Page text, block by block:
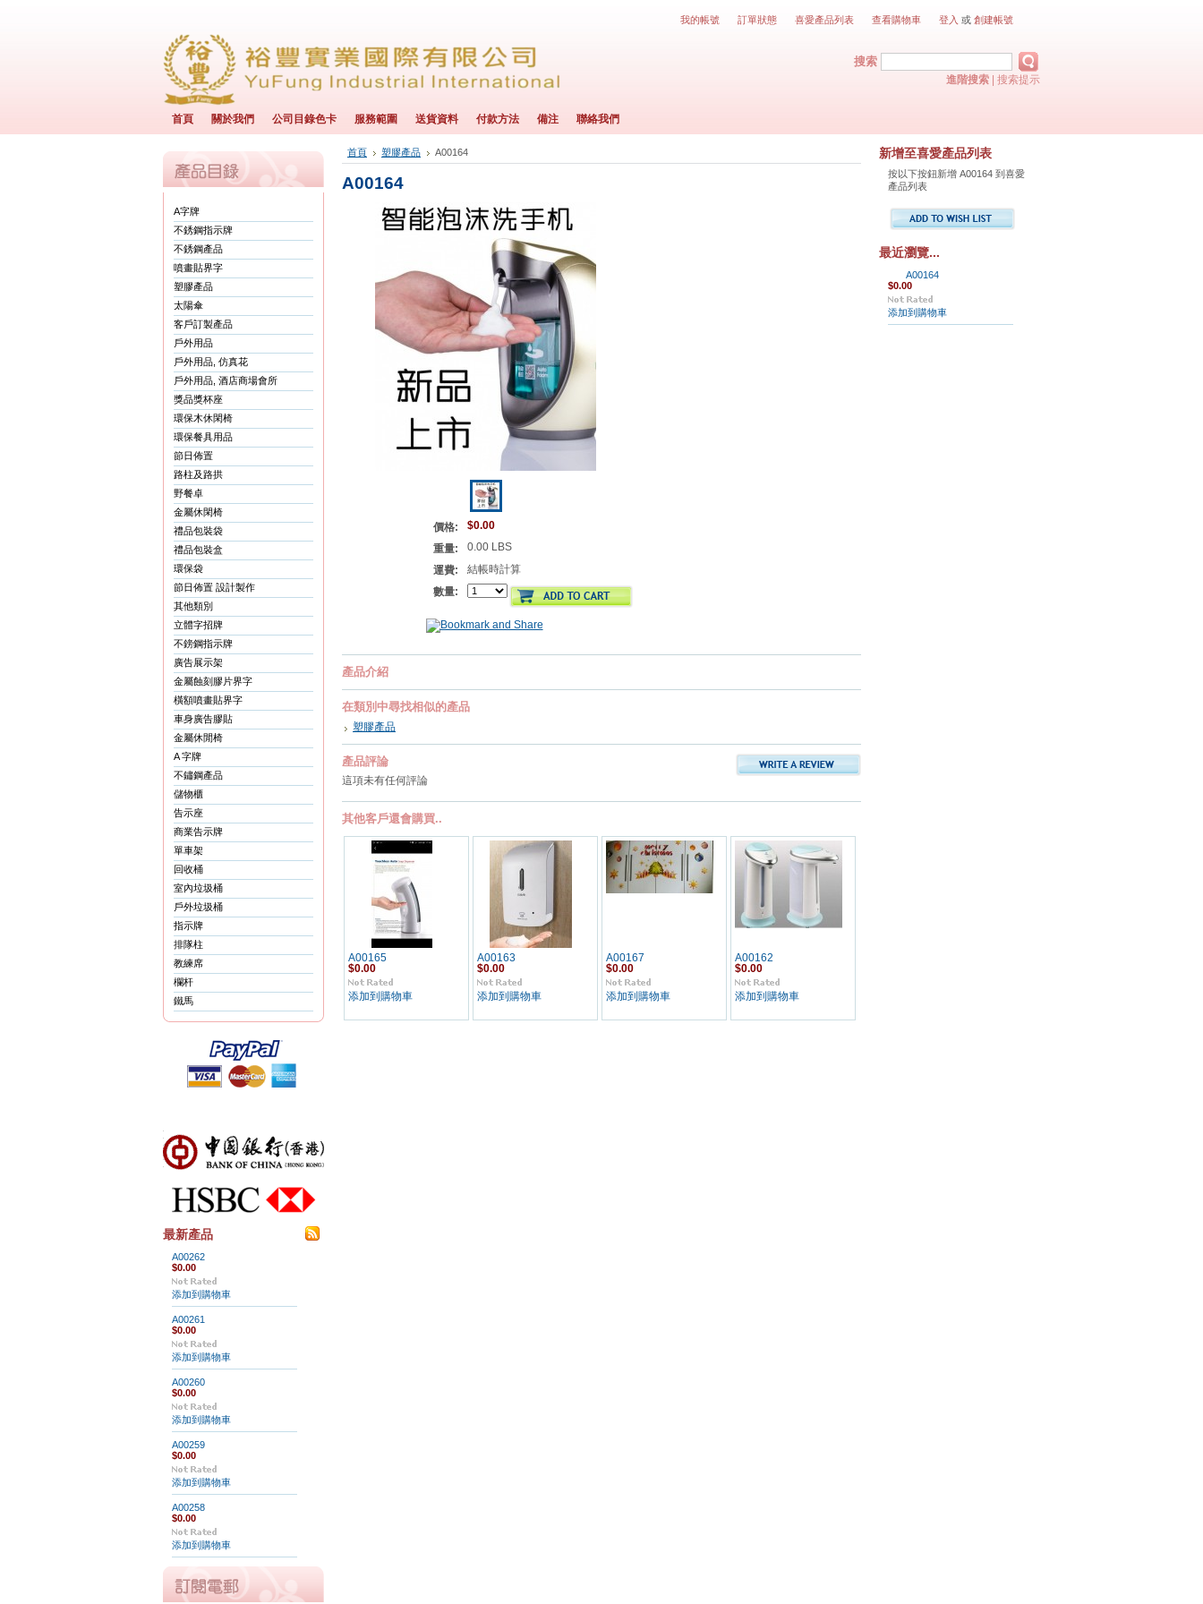
我的帳號 訂單狀態 喜愛產品列表 查看購物車 登入 或 創建帳號
搜索
進階搜索 搜索提示
首頁 關於我們 公司目錄色卡 服務範圍 送貨資料 付款方法 備注 聯絡我們
A字牌
不銹鋼指示牌
不銹鋼產品
噴畫貼界字
塑膠產品
太陽傘
客戶訂製產品
戶外用品
戶外用品, 仿真花
戶外用品, 酒店商場會所
獎品獎杯座
環保木休閑椅
環保餐具用品
節日佈置
路柱及路拱
野餐卓
金屬休閑椅
禮品包裝袋
禮品包裝盒
環保袋
節日佈置 設計製作
其他類別
立體字招牌
不鎊鋼指示牌
廣告展示架
金屬蝕刻膠片界字
橫額噴畫貼界字
車身廣告膠貼
金屬休閒椅
A 字牌
不鏽鋼產品
儲物櫃
告示座
商業告示牌
單車架
回收桶
室內垃圾桶
戶外垃圾桶
指示牌
排隊柱
教練席
欄杆
鐵馬
最新產品
A00262
$0.00
添加到購物車
A00261
$0.00
添加到購物車
A00260
$0.00
添加到購物車
A00259
$0.00
添加到購物車
A00258
$0.00
添加到購物車
首頁 塑膠產品 A00164
A00164
價格:
$0.00
重量:
0.00 LBS
運費:
結帳時計算
數量:
產品介紹
在類別中尋找相似的產品
塑膠產品
產品評論
這項未有任何評論
其他客戶還會購買..
A00165
$0.00
添加到購物車
A00163
$0.00
添加到購物車
A00167
$0.00
添加到購物車
A00162
$0.00
添加到購物車
新增至喜愛產品列表
按以下按鈕新增 A00164 到喜愛
產品列表
最近瀏覽...
A00164
$0.00
添加到購物車